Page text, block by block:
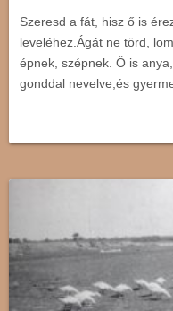
Szeresd a fát, hisz ő is
leveléhez.Ágát ne törd,
épnek, szépnek. Ő is
gonddal nevelve;és